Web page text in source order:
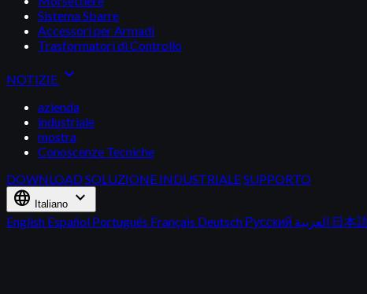
Sistema Sbarre
Accessori per Armadi
Trasformatori di Controllo
NOTIZIE expand_more
azienda
industriale
mostra
Conoscenze Tecniche
DOWNLOADSOLUZIONE INDUSTRIALESUPPORTO
language Italiano expand_more
English Español Português Français Deutsch Русский 日本